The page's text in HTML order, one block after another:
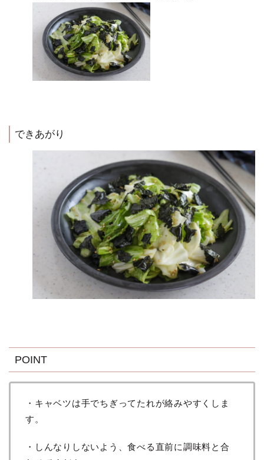
できあがり
POINT
・キャベツは手でちぎってたれが絡みやすくしま
す。
・しんなりしないよう、食べる直前に調味料と合